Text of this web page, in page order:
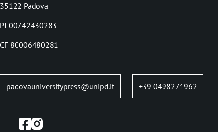
u
m
b
35122 Padova
PI 00742430283
CF 80006480281
padovauniversitypress@unipd.it +39 0498271962